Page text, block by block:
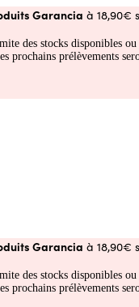
Garancia à 18,90€
des stocks disponibles
prélèvements
Garancia à 18,90€
des stocks disponibles
prélèvements